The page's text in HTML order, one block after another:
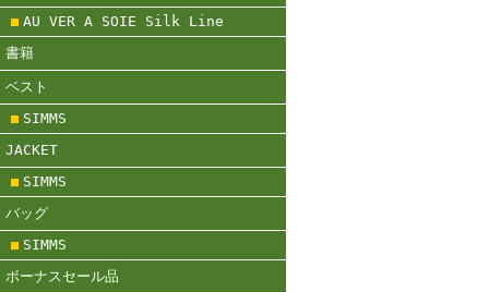
AU VER A SOIE Silk Line
書籍
ベスト
SIMMS
JACKET
SIMMS
バッグ
SIMMS
ボーナスセール品